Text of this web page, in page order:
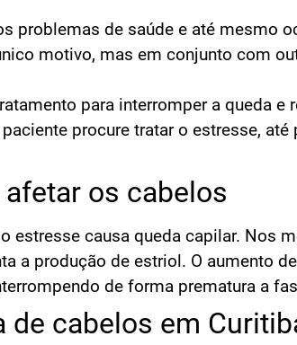
problemas de saúde e até mesmo
motivo, mas em conjunto com
para interromper a queda e
procure tratar o estresse,
os cabelos
estresse causa queda capilar. Nos
a produção de estriol. O aumento
de forma prematura a
de cabelos em